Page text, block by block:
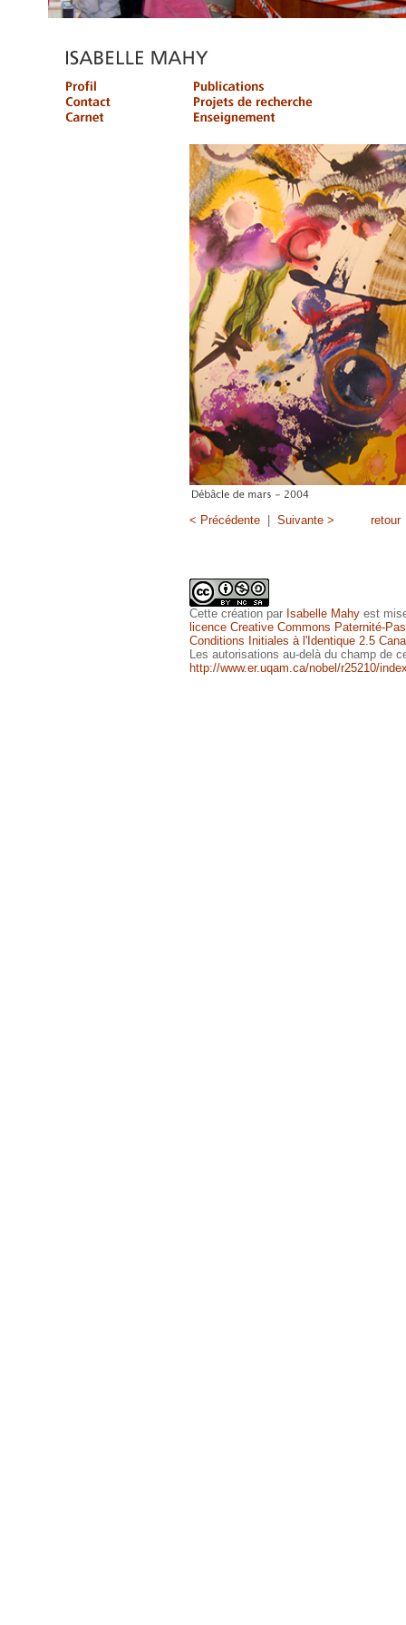
< Précédente Suivante > retour
Cette création par Isabelle Mahy est
licence Creative Commons Paternité-
Conditions Initiales à l'Identique 2.5
Les autorisations au-delà du champ de
http://www.er.uqam.ca/nobel/r25210/